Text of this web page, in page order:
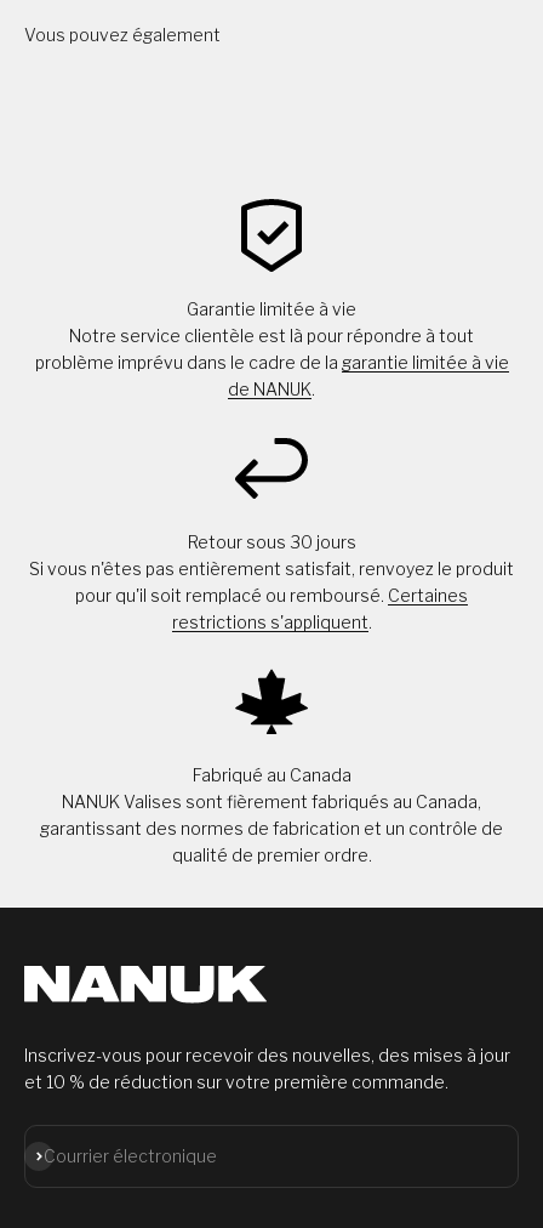
Vous pouvez également
Garantie limitée à vie
Notre service clientèle est là pour répondre à tout
problème imprévu dans le cadre de la garantie limitée à vie
de NANUK.
Retour sous 30 jours
Si vous n'êtes pas entièrement satisfait, renvoyez le produit
pour qu'il soit remplacé ou remboursé. Certaines
restrictions s'appliquent.
Fabriqué au Canada
NANUK Valises sont fièrement fabriqués au Canada,
garantissant des normes de fabrication et un contrôle de
qualité de premier ordre.
Inscrivez-vous pour recevoir des nouvelles, des mises à jour
et 10 % de réduction sur votre première commande.
Courrier électronique
S'abonner